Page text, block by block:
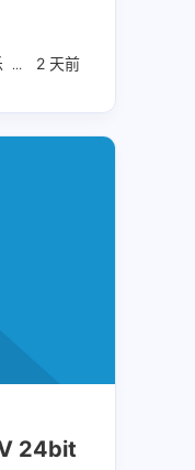
2 天前
治愈纯音乐
24bit